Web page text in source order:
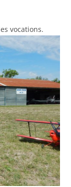
vocations.